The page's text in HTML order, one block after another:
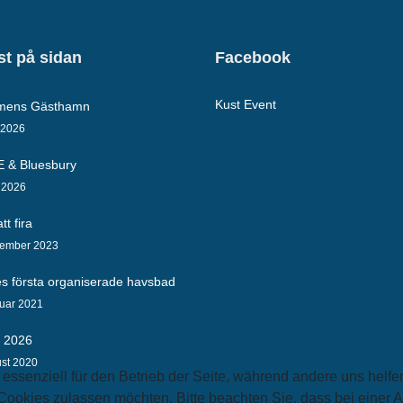
på sidan
Gästhamn
& Bluesbury
fira
2023
första organiserade havsbad
2021
2026
2020
Facebook
Kust Event
für den Betrieb der Seite, während andere uns
zulassen möchten. Bitte beachten Sie, dass bei einer